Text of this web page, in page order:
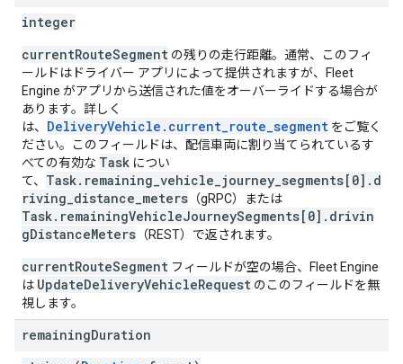
integer
currentRouteSegment の残りの走行距離。通常、このフィ
ールドはドライバー アプリによって提供されますが、Fleet
Engine がアプリから送信された値をオーバーライドする場合が
あります。詳しく
は、 DeliveryVehicle.current_route_segment をご覧く
ださい。このフィールドは、配信車両に割り当てられているす
べての有効な Task につい
て、 Task.remaining_vehicle_journey_segments[0].d
riving_distance_meters （gRPC）または
Task.remainingVehicleJourneySegments[0].drivin
gDistanceMeters （REST）で返されます。
currentRouteSegment フィールドが空の場合、Fleet Engine
は UpdateDeliveryVehicleRequest のこのフィールドを無
視します。
remainingDuration